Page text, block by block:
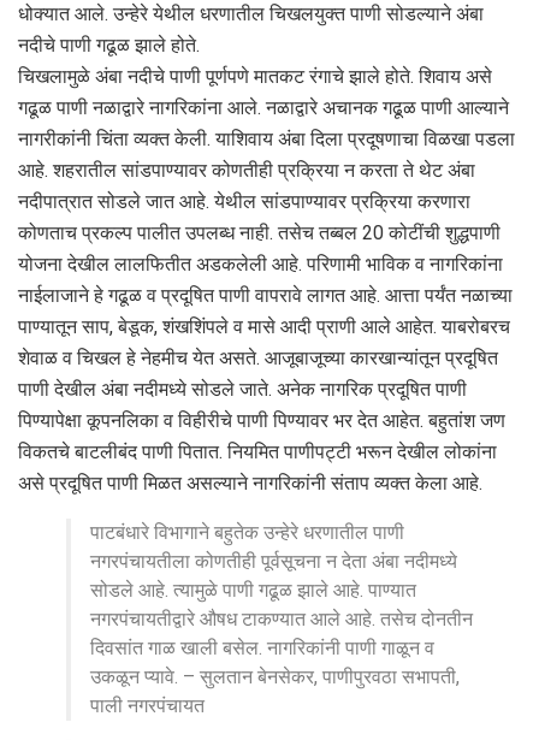
धोक्यात आले. उन्हेरे येथील धरणातील चिखलयुक्त पाणी सोडल्याने अंबा
नदीचे पाणी गढूळ झाले होते.
चिखलामुळे अंबा नदीचे पाणी पूर्णपणे मातकट रंगाचे झाले होते. शिवाय असे
गढूळ पाणी नळाद्वारे नागरिकांना आले. नळाद्वारे अचानक गढूळ पाणी आल्याने
नागरीकांनी चिंता व्यक्त केली. याशिवाय अंबा दिला प्रदूषणाचा विळखा पडला
आहे. शहरातील सांडपाण्यावर कोणतीही प्रक्रिया न करता ते थेट अंबा
नदीपात्रात सोडले जात आहे. येथील सांडपाण्यावर प्रक्रिया करणारा
कोणताच प्रकल्प पालीत उपलब्ध नाही. तसेच तब्बल 20 कोटींची शुद्धपाणी
योजना देखील लालफितीत अडकलेली आहे. परिणामी भाविक व नागरिकांना
नाईलाजाने हे गढूळ व प्रदूषित पाणी वापरावे लागत आहे. आत्ता पर्यंत नळाच्या
पाण्यातून साप, बेडूक, शंखशिंपले व मासे आदी प्राणी आले आहेत. याबरोबरच
शेवाळ व चिखल हे नेहमीच येत असते. आजूबाजूच्या कारखान्यांतून प्रदूषित
पाणी देखील अंबा नदीमध्ये सोडले जाते. अनेक नागरिक प्रदूषित पाणी
पिण्यापेक्षा कूपनलिका व विहीरीचे पाणी पिण्यावर भर देत आहेत. बहुतांश जण
विकतचे बाटलीबंद पाणी पितात. नियमित पाणीपट्टी भरून देखील लोकांना
असे प्रदूषित पाणी मिळत असल्याने नागरिकांनी संताप व्यक्त केला आहे.
पाटबंधारे विभागाने बहुतेक उन्हेरे धरणातील पाणी
नगरपंचायतीला कोणतीही पूर्वसूचना न देता अंबा नदीमध्ये
सोडले आहे. त्यामुळे पाणी गढूळ झाले आहे. पाण्यात
नगरपंचायतीद्वारे औषध टाकण्यात आले आहे. तसेच दोनतीन
दिवसांत गाळ खाली बसेल. नागरिकांनी पाणी गाळून व
उकळून प्यावे. – सुलतान बेनसेकर, पाणीपुरवठा सभापती,
पाली नगरपंचायत